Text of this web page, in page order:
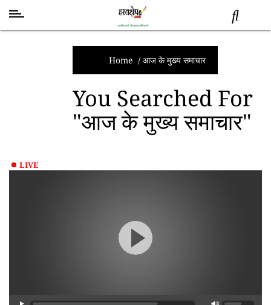
तकनीक
Home / आज के मुख्य समाचार
You Searched For
"आज के मुख्य समाचार"
LIVE